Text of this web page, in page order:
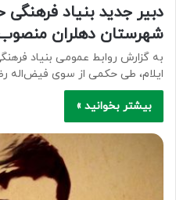
دبیر جدید بنیاد
شهرستان دهلران
به گزارش روابط عمومی بنیاد
ایلام، طی حکمی از سوی فیض‌اله
بیشتر بخوانید »